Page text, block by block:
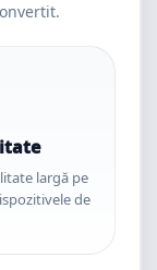
largă pe
de